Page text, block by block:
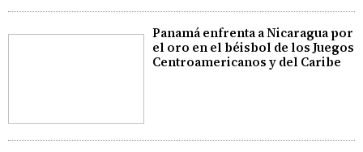
Panamá enfrenta a Nicaragua por
el oro en el béisbol de los Juegos
Centroamericanos y del Caribe